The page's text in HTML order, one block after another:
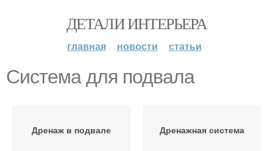
ДЕТАЛИ ИНТЕРЬЕРА
главная новости статьи
Система для подвала
Дренаж в подвале Дренажная система